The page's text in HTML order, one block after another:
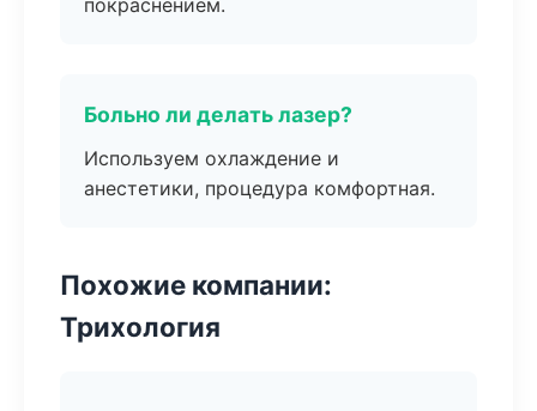
покраснением.
Больно ли делать лазер?
Используем охлаждение и
анестетики, процедура комфортная.
Похожие компании:
Трихология